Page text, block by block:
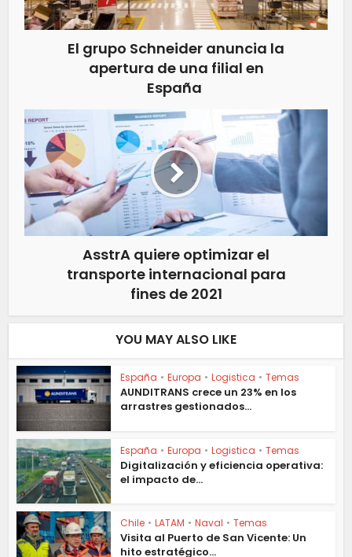
El grupo Schneider anuncia la
apertura de una filial en
España
AsstrA quiere optimizar el
transporte internacional para
fines de 2021
YOU MAY ALSO LIKE
España • Europa • Logistica • Temas
AUNDITRANS crece un 23% en los
arrastres gestionados...
España • Europa • Logistica • Temas
Digitalización y eficiencia operativa:
el impacto de...
Chile • LATAM • Naval • Temas
Visita al Puerto de San Vicente: Un
hito estratégico...